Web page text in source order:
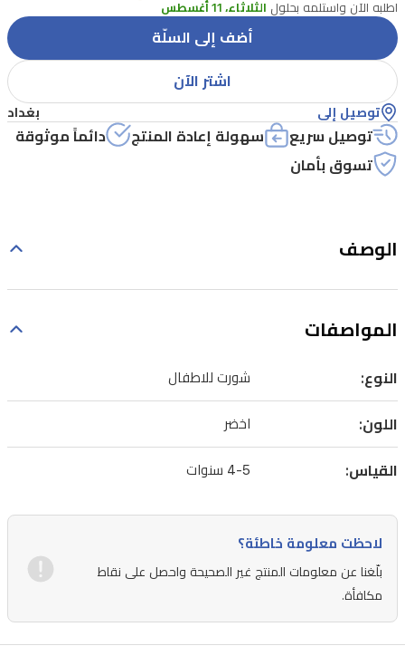
اطلبه الآن واستلمه بحلول الثلاثاء، 11 أغسطس
أضف إلى السلّة
اشتر الآن
توصيل إلى بغداد
توصيل سريع سهولة إعادة المنتج
دائماً موثوقة
تسوق بأمان
الوصف
المواصفات
النوع: شورت للاطفال
اللون: اخضر
القياس: 4-5 سنوات
لاحظت معلومة خاطئة؟
بلّغنا عن معلومات المنتج غير الصحيحة واحصل على نقاط
مكافأة.